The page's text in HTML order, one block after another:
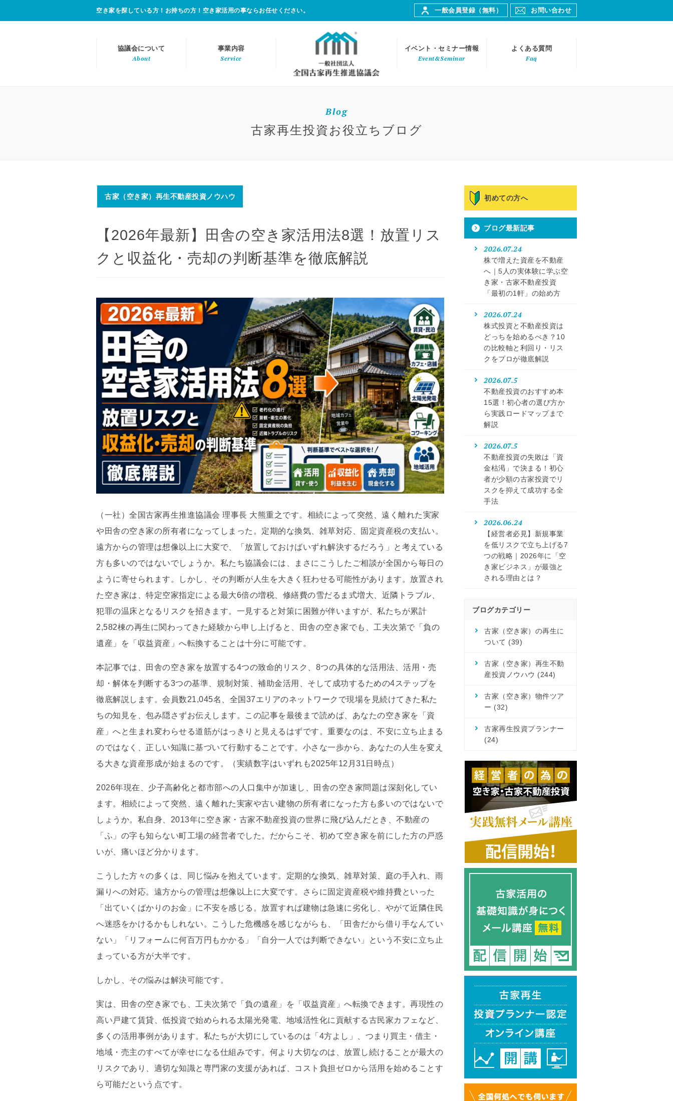
空き家を探している方！お持ちの方！空き家活用の事ならお任せください。 一般会員登録（無料） お問い合わせ
協議会について
About
事業内容
Service
イベント・セミナー情報
Event&Seminar
よくある質問
Faq
Blog
古家再生投資お役立ちブログ
古家（空き家）再生不動産投資ノウハウ
【2026年最新】田舎の空き家活用法8選！放置リス
クと収益化・売却の判断基準を徹底解説
（一社）全国古家再生推進協議会 理事長 大熊重之です。相続によって突然、遠く離れた実家
や田舎の空き家の所有者になってしまった。定期的な換気、雑草対応、固定資産税の支払い。
遠方からの管理は想像以上に大変で、「放置しておけばいずれ解決するだろう」と考えている
方も多いのではないでしょうか。私たち協議会には、まさにこうしたご相談が全国から毎日の
ように寄せられます。しかし、その判断が人生を大きく狂わせる可能性があります。放置され
た空き家は、特定空家指定による最大6倍の増税、修繕費の雪だるま式増大、近隣トラブル、
犯罪の温床となるリスクを招きます。一見すると対策に困難が伴いますが、私たちが累計
2,582棟の再生に関わってきた経験から申し上げると、田舎の空き家でも、工夫次第で「負の
遺産」を「収益資産」へ転換することは十分に可能です。
本記事では、田舎の空き家を放置する4つの致命的リスク、8つの具体的な活用法、活用・売
却・解体を判断する3つの基準、規制対策、補助金活用、そして成功するための4ステップを
徹底解説します。会員数21,045名、全国37エリアのネットワークで現場を見続けてきた私た
ちの知見を、包み隠さずお伝えします。この記事を最後まで読めば、あなたの空き家を「資
産」へと生まれ変わらせる道筋がはっきりと見えるはずです。重要なのは、不安に立ち止まる
のではなく、正しい知識に基づいて行動することです。小さな一歩から、あなたの人生を変え
る大きな資産形成が始まるのです。（実績数字はいずれも2025年12月31日時点）
2026年現在、少子高齢化と都市部への人口集中が加速し、田舎の空き家問題は深刻化してい
ます。相続によって突然、遠く離れた実家や古い建物の所有者になった方も多いのではないで
しょうか。私自身、2013年に空き家・古家不動産投資の世界に飛び込んだとき、不動産の
「ふ」の字も知らない町工場の経営者でした。だからこそ、初めて空き家を前にした方の戸惑
いが、痛いほど分かります。
こうした方々の多くは、同じ悩みを抱えています。定期的な換気、雑草対策、庭の手入れ、雨
漏りへの対応。遠方からの管理は想像以上に大変です。さらに固定資産税や維持費といった
「出ていくばかりのお金」に不安を感じる。放置すれば建物は急速に劣化し、やがて近隣住民
へ迷惑をかけるかもしれない。こうした危機感を感じながらも、「田舎だから借り手なんてい
ない」「リフォームに何百万円もかかる」「自分一人では判断できない」という不安に立ち止
まっている方が大半です。
しかし、その悩みは解決可能です。
実は、田舎の空き家でも、工夫次第で「負の遺産」を「収益資産」へ転換できます。再現性の
高い戸建て賃貸、低投資で始められる太陽光発電、地域活性化に貢献する古民家カフェなど、
多くの活用事例があります。私たちが大切にしているのは「4方よし」、つまり買主・借主・
地域・売主のすべてが幸せになる仕組みです。何より大切なのは、放置し続けることが最大の
リスクであり、適切な知識と専門家の支援があれば、コスト負担ゼロから活用を始めることす
ら可能だという点です。
初めての方へ
ブログ最新記事
2026.07.24
株で増えた資産を不動産
へ｜5人の実体験に学ぶ空
き家・古家不動産投資
「最初の1軒」の始め方
2026.07.24
株式投資と不動産投資は
どっちを始めるべき？10
の比較軸と利回り・リス
クをプロが徹底解説
2026.07.5
不動産投資のおすすめ本
15選！初心者の選び方か
ら実践ロードマップまで
解説
2026.07.5
不動産投資の失敗は「資
金枯渇」で決まる！初心
者が少額の古家投資でリ
スクを抑えて成功する全
手法
2026.06.24
【経営者必見】新規事業
を低リスクで立ち上げる7
つの戦略｜2026年に「空
き家ビジネス」が最強と
される理由とは？
ブログカテゴリー
古家（空き家）の再生に
ついて (39)
古家（空き家）再生不動
産投資ノウハウ (244)
古家（空き家）物件ツア
ー (32)
古家再生投資プランナー
(24)